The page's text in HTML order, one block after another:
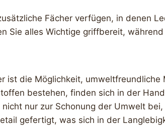
Fächer verfügen, in denen
Sie alles Wichtige griffbereit,
ist die Möglichkeit,
bestehen, finden sich in der
nur zur Schonung der Umwelt
gefertigt, was sich in der